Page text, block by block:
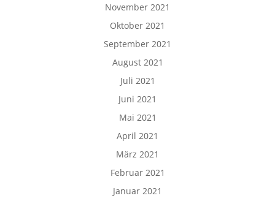
November 2021
Oktober 2021
September 2021
August 2021
Juli 2021
Juni 2021
Mai 2021
April 2021
März 2021
Februar 2021
Januar 2021